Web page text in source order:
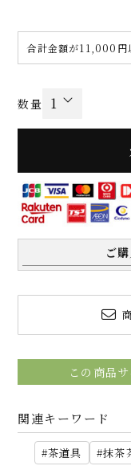
合計金額が11,000円
ご
この商品
関連キーワード
茶道具 抹茶